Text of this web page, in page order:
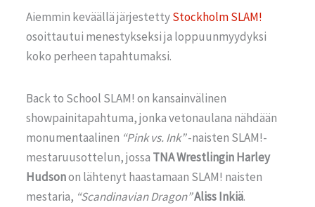
Aiemmin keväällä järjestettyStockholm SLAM!
osoittautui menestykseksi ja loppuunmyydyksi
koko perheen tapahtumaksi.
Back to School SLAM! on kansainvälinen
showpainitapahtuma, jonka vetonaulana nähdään
monumentaalinen “Pink vs. Ink”-naisten SLAM!-
mestaruusottelun, jossa TNA Wrestlingin Harley
Hudsonon lähtenyt haastamaan SLAM! naisten
mestaria, “Scandinavian Dragon”Aliss Inkiä.